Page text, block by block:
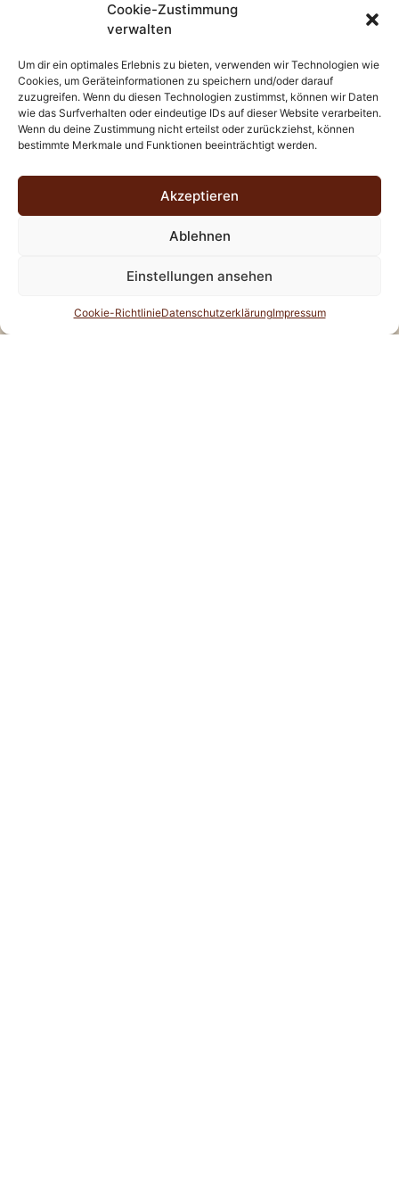
Cookie-Zustimmung
verwalten
Um dir ein optimales Erlebnis zu bieten, verwenden wir Technologien wie
Cookies, um Geräteinformationen zu speichern und/oder darauf
zuzugreifen. Wenn du diesen Technologien zustimmst, können wir Daten
wie das Surfverhalten oder eindeutige IDs auf dieser Website verarbeiten.
Wenn du deine Zustimmung nicht erteilst oder zurückziehst, können
bestimmte Merkmale und Funktionen beeinträchtigt werden.
Akzeptieren
Ablehnen
Einstellungen ansehen
Cookie-RichtlinieDatenschutzerklärungImpressum
Möglichkeiten, die Ihnen mit langen Haaren offenstehen. Ob
lässige Beach-Look – Ihrer Kreativität sind keine Grenzen
gesetzt.
Warten Sie nicht länger – verwandeln Sie Ihren Look mit
Haarverlängerungen in Berlin Schönfeld und erleben Sie, wie
Sie noch heute Ihren Termin und lassen Sie sich von den